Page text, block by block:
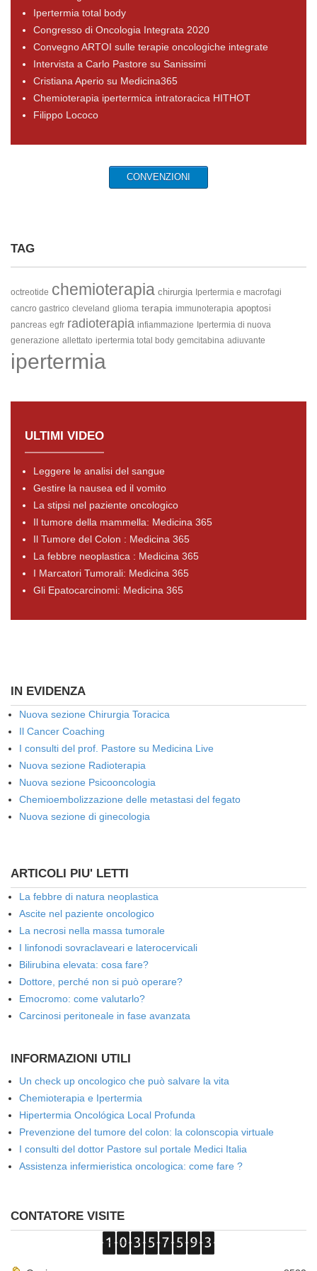
Ipertermia total body
Congresso di Oncologia Integrata 2020
Convegno ARTOI sulle terapie oncologiche integrate
Intervista a Carlo Pastore su Sanissimi
Cristiana Aperio su Medicina365
Chemioterapia ipertermica intratoracica HITHOT
Filippo Lococo
CONVENZIONI
TAG
octreotide chemioterapia chirurgia Ipertermia e macrofagi
cancro gastrico cleveland glioma terapia immunoterapia apoptosi
pancreas egfr radioterapia infiammazione Ipertermia di nuova
generazione allettato ipertermia total body gemcitabina adiuvante
ipertermia
ULTIMI VIDEO
Leggere le analisi del sangue
Gestire la nausea ed il vomito
La stipsi nel paziente oncologico
Il tumore della mammella: Medicina 365
Il Tumore del Colon : Medicina 365
La febbre neoplastica : Medicina 365
I Marcatori Tumorali: Medicina 365
Gli Epatocarcinomi: Medicina 365
IN EVIDENZA
Nuova sezione Chirurgia Toracica
Il Cancer Coaching
I consulti del prof. Pastore su Medicina Live
Nuova sezione Radioterapia
Nuova sezione Psicooncologia
Chemioembolizzazione delle metastasi del fegato
Nuova sezione di ginecologia
ARTICOLI PIU' LETTI
La febbre di natura neoplastica
Ascite nel paziente oncologico
La necrosi nella massa tumorale
I linfonodi sovraclaveari e laterocervicali
Bilirubina elevata: cosa fare?
Dottore, perché non si può operare?
Emocromo: come valutarlo?
Carcinosi peritoneale in fase avanzata
INFORMAZIONI UTILI
Un check up oncologico che può salvare la vita
Chemioterapia e Ipertermia
Hipertermia Oncológica Local Profunda
Prevenzione del tumore del colon: la colonscopia virtuale
I consulti del dottor Pastore sul portale Medici Italia
Assistenza infermieristica oncologica: come fare ?
CONTATORE VISITE